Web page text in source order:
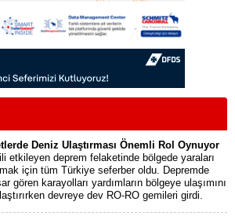
Deniz Ulaştırması Önemli Rol Oynuyor
etkileyen deprem felaketinde bölgede yaraları
için tüm Türkiye seferber oldu. Depremde
gören karayolları yardımların bölgeye ulaşımını
devreye dev RO-RO gemileri girdi.